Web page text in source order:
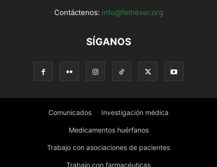
Contáctenos: info@femexer.org
SÍGANOS
Comunicados Investigación médica
Medicamentos huérfanos
Trabajo con asociaciones de pacientes
Trabajo con farmacéuticas